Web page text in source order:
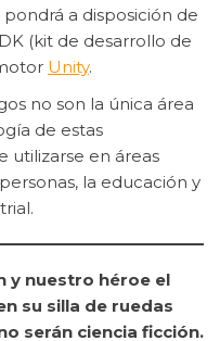
a disposición de
(kit de desarrollo de
Unity.
no son la única área
de estas
utilizarse en áreas
la educación y
y nuestro héroe el
su silla de ruedas
serán ciencia ficción.